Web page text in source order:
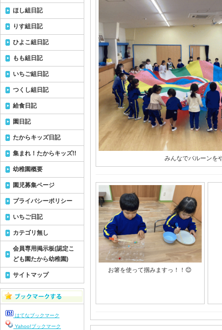
みんなでバルーンを
お箸を使って掴みますっ！！😊
ほし組日記
りす組日記
ひよこ組日記
もも組日記
いちご組日記
つくし組日記
給食日記
園日記
たからキッズ日記
集まれ！たからキッズ!!
幼稚園概要
園児募集ページ
プライバシーポリシー
いちご日記
カテゴリ無し
会員専用掲示板(認定こ
ども園たから幼稚園)
サイトマップ
はてなブックマーク
Yahoo!ブックマーク